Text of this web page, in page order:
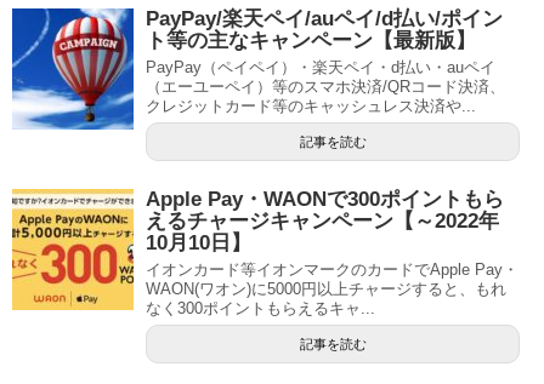
PayPay/楽天ペイ/auペイ/d払い/ポイン
ト等の主なキャンペーン【最新版】
PayPay（ペイペイ）・楽天ペイ・d払い・auペイ
（エーユーペイ）等のスマホ決済/QRコード決済、
クレジットカード等のキャッシュレス決済や...
記事を読む
Apple Pay・WAONで300ポイントもら
えるチャージキャンペーン【～2022年
10月10日】
イオンカード等イオンマークのカードでApple Pay・
WAON(ワオン)に5000円以上チャージすると、もれ
なく300ポイントもらえるキャ...
記事を読む